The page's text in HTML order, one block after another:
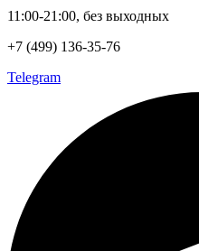
11:00-21:00, без выходных
+7 (499) 136-35-76
Telegram